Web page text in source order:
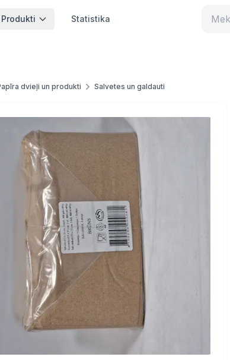
Produkti Statistika
dvieļi un produkti Salvetes un galdauti